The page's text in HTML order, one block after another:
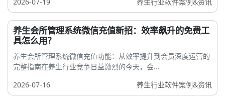
养生会所管理系统微信充值新招：效率飙升的免费工
具怎么用？
养生会所管理系统微信充值功能：从效率提升到会员深度运营的
完整指南在养生行业竞争日益激烈的今天，会...
2026-07-16
养生行业软件案例&资讯